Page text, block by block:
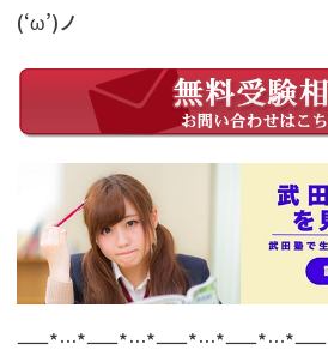
(‘ω’)ノ
——*…*——*…*——*…*——*…*——